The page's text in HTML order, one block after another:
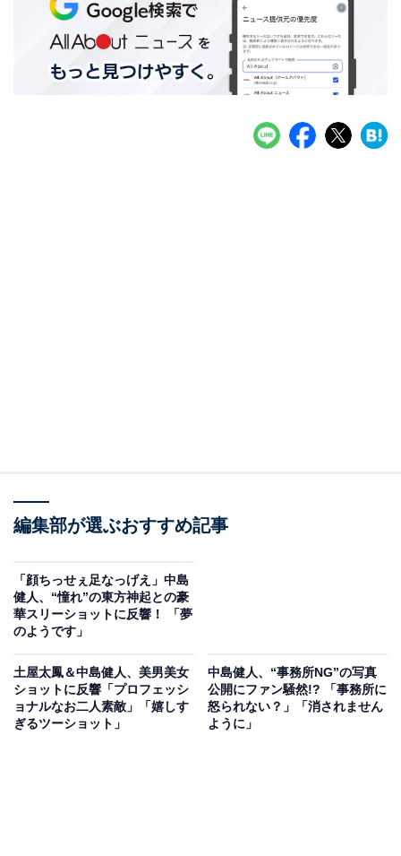
編集部が選ぶおすすめ記事
「顔ちっせぇ足なっげえ」中島
健人、“憧れ”の東方神起との豪
華スリーショットに反響！ 「夢
のようです」
土屋太鳳＆中島健人、美男美女
ショットに反響「プロフェッシ
ョナルなお二人素敵」「嬉しす
ぎるツーショット」
中島健人、“事務所NG”の写真
公開にファン騒然!? 「事務所に
怒られない？」「消されません
ように」